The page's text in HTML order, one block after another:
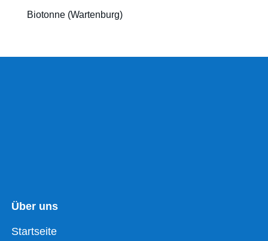
Biotonne (Wartenburg)
Über uns
Startseite